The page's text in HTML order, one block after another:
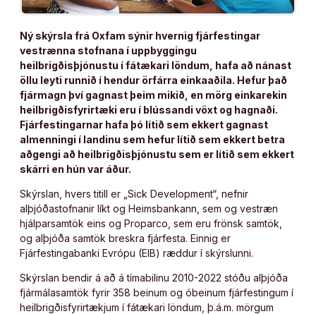
Ný skýrsla frá Oxfam sýnir hvernig fjárfestingar
vestrænna stofnana í uppbyggingu
heilbrigðisþjónustu í fátækari löndum, hafa að nánast
öllu leyti runnið í hendur örfárra einkaaðila. Hefur það
fjármagn því gagnast þeim mikið, en mörg einkarekin
heilbrigðisfyrirtæki eru í blússandi vöxt og hagnaði.
Fjárfestingarnar hafa þó lítið sem ekkert gagnast
almenningi í landinu sem hefur lítið sem ekkert betra
aðgengi að heilbrigðisþjónustu sem er lítið sem ekkert
skárri en hún var áður.
Skýrslan, hvers titill er „Sick Development“, nefnir
alþjóðastofnanir líkt og Heimsbankann, sem og vestræn
hjálparsamtök eins og Proparco, sem eru frönsk samtök,
og alþjóða samtök breskra fjárfesta. Einnig er
Fjárfestingabanki Evrópu (EIB) ræddur í skýrslunni.
Skýrslan bendir á að á tímabilinu 2010-2022 stóðu alþjóða
fjármálasamtök fyrir 358 beinum og óbeinum fjárfestingum í
heilbrigðisfyrirtækjum í fátækari löndum, þ.á.m. mörgum